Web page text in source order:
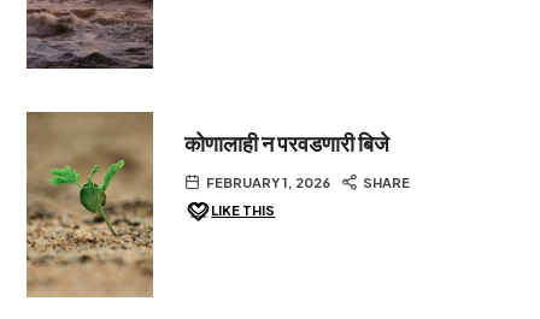
कोणालाही न परवडणारी बिजे
FEBRUARY 1, 2026
SHARE
LIKE THIS